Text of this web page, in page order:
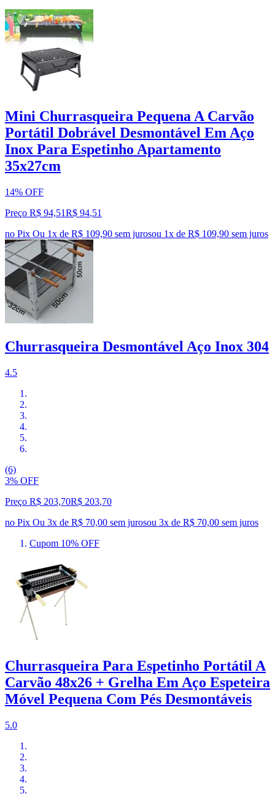
Mini Churrasqueira Pequena A Carvão
Portátil Dobrável Desmontável Em Aço
Inox Para Espetinho Apartamento
35x27cm
14% OFF
Preço R$ 94,51R$ 94,51
no Pix Ou 1x de R$ 109,90 sem jurosou 1x de R$ 109,90 sem juros
Churrasqueira Desmontável Aço Inox 304
4.5
(6)
3% OFF
Preço R$ 203,70R$ 203,70
no Pix Ou 3x de R$ 70,00 sem jurosou 3x de R$ 70,00 sem juros
Cupom 10% OFF
Churrasqueira Para Espetinho Portátil A
Carvão 48x26 + Grelha Em Aço Espeteira
Móvel Pequena Com Pés Desmontáveis
5.0